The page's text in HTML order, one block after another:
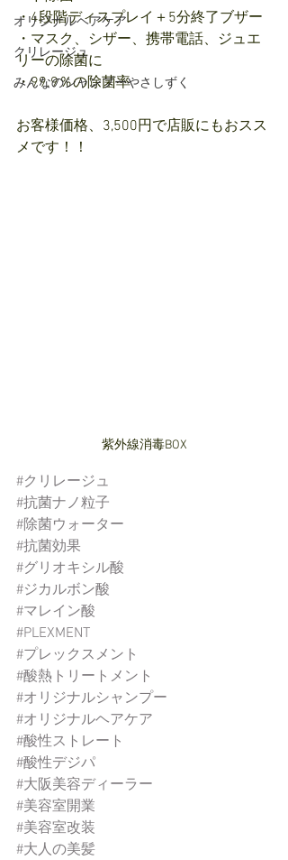
オリジナルヘアケア
クリレージュ
みんなのシャンプーやさしずく
・4段階ディスプレイ＋5分終了ブザー
・マスク、シザー、携帯電話、ジュエ
リーの除菌に
・99.9％の除菌率
お客様価格、3,500円で店販にもおスス
メです！！
紫外線消毒BOX
#クリレージュ
#抗菌ナノ粒子
#除菌ウォーター
#抗菌効果
#グリオキシル酸
#ジカルボン酸
#マレイン酸
#PLEXMENT
#プレックスメント
#酸熱トリートメント
#オリジナルシャンプー
#オリジナルヘアケア
#酸性ストレート
#酸性デジパ
#大阪美容ディーラー
#美容室開業
#美容室改装
#大人の美髪